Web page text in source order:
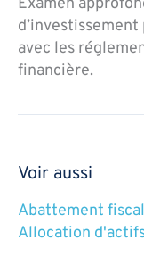
Examen
avec les
financière.
Voir aussi
Abattement fiscal
Allocation